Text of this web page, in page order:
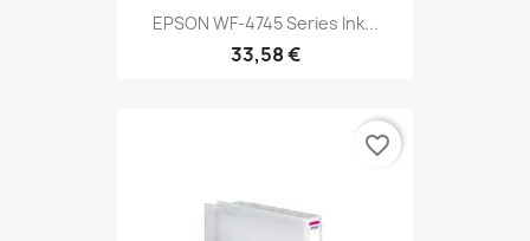
EPSON WF-4745 Series Ink...
33,58 €
favorite_border